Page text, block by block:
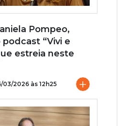
Pompeo,
“Vivi e
estreia neste
03/2026 às 12h25 +